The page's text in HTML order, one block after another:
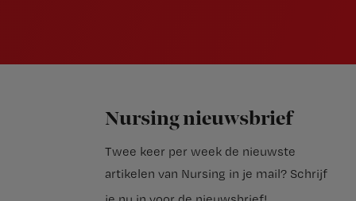
Nursing nieuwsbrief
Twee keer per week de nieuwste
artikelen van Nursing in je mail? Schrijf